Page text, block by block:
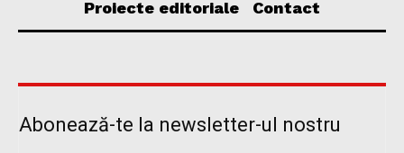
Proiecte editoriale
Contact
Abonează-te la newsletter-ul nostru